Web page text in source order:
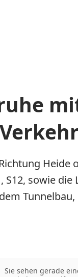
Heide
sowie
Sie sehen gerade